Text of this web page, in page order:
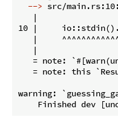
  -->
src/
   |
10 |
|
   |
= note:
= note: this
warning: